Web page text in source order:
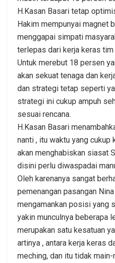
H.Kasan Basari tetap
Hakim mempunyai magnet
menggapai simpati
terlepas dari kerja keras tim
Untuk merebut 18 persen
akan sekuat tenaga dan
dan strategi tetap seperti
strategi ini cukup ampuh
sesuai rencana.
H.Kasan Basari
nanti , itu waktu yang cukup
akan menghabiskan siasat
disini perlu diwaspadai
Oleh karenanya sangat
pemenangan pasangan
mengamankan posisi yang
yakin munculnya beberapa
merupakan satu kesatuan
artinya , antara kerja keras
meching, dan itu tidak